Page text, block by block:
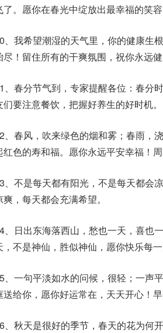
了。愿你在春光中绽放出最幸福的笑容
、我希望潮湿的天气里，你的健康生
尽！留住所有的干爽氛围，祝你永远健
、春分节气到，专家提醒各位：春分
们要注意餐饮，把握好养生的好时机。
、春风，吹来绿色的烟和雾；春雨，
红色的寿和福。愿你永远平安幸福！周
、不是每天都有阳光，不是每天都会
爽，每天都会充满希望。
、日出东海落西山，愁也一天，喜也
，不是神仙，胜似神仙，愿你快乐每一
、一句平淡如水的问候，很轻；一声
送给你，愿你好运常在，天天开心！
、秋天是很好的季节，春天的花为何